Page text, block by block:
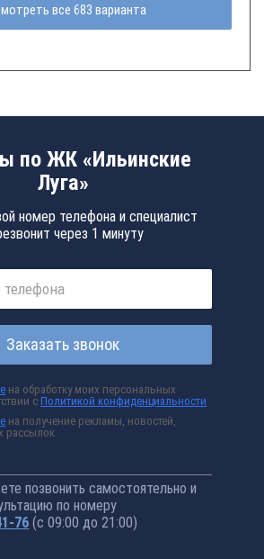
все 683 варианта
по ЖК «Ильинские
Луга»
номер телефона и специалист
через 1 минуту
Заказать звонок
на обработку моих персональных
сПолитикой конфиденциальности
на получение рекламы, новостей,
рассылок
позвонить самостоятельно и
по номеру
76 (с 09:00 до 21:00)